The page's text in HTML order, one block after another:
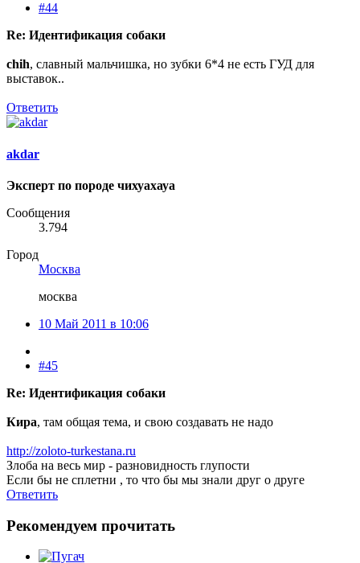
#44
Re: Идентификация собаки
chih, славный мальчишка, но зубки 6*4 не есть ГУД для
выставок..
Ответить
akdar
Эксперт по породе чихуахауа
Сообщения
3.794
Город
Москва
москва
10 Май 2011 в 10:06
#45
Re: Идентификация собаки
Кира, там общая тема, и свою создавать не надо
http://zoloto-turkestana.ru
Злоба на весь мир - разновидность глупости
Если бы не сплетни , то что бы мы знали друг о друге
Ответить
Рекомендуем прочитать